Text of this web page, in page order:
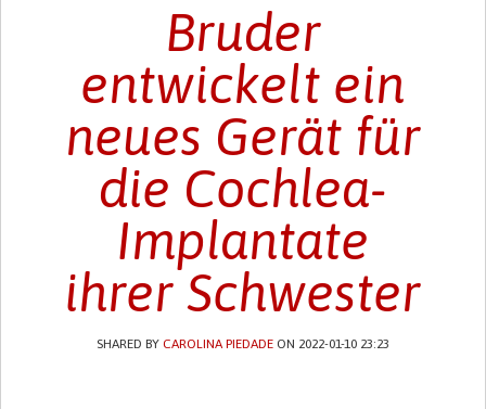
Bruder
entwickelt ein
neues Gerät für
die Cochlea-
Implantate
ihrer Schwester
SHARED BY CAROLINA PIEDADEON 2022-01-10 23:23